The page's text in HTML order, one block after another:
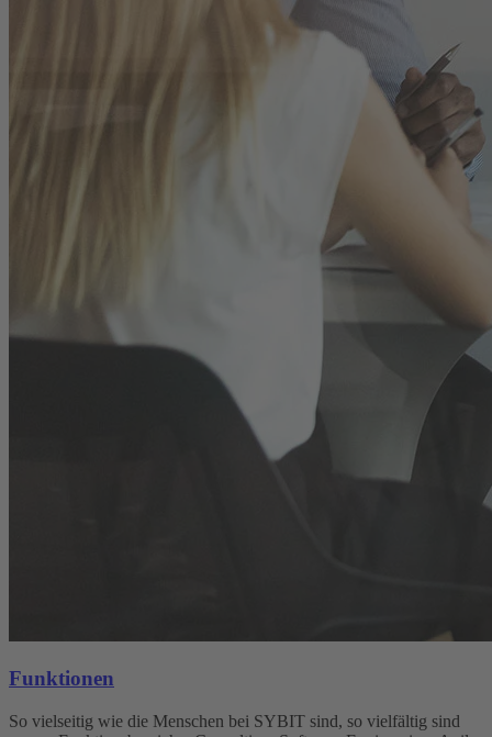
Funktionen
So vielseitig wie die Menschen bei SYBIT sind, so vielfältig sind